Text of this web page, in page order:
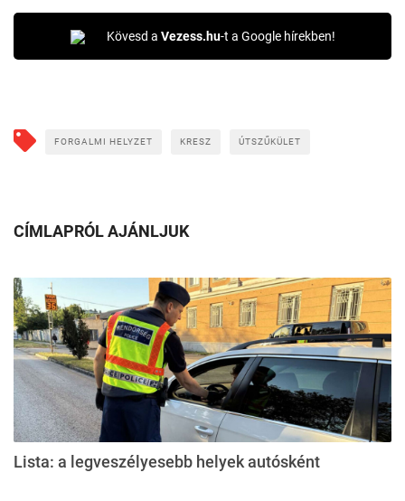
Kövesd a Vezess.hu-t a Google hírekben!
FORGALMI HELYZET KRESZ ÚTSZŰKÜLET
CÍMLAPRÓL AJÁNLJUK
Lista: a legveszélyesebb helyek autósként